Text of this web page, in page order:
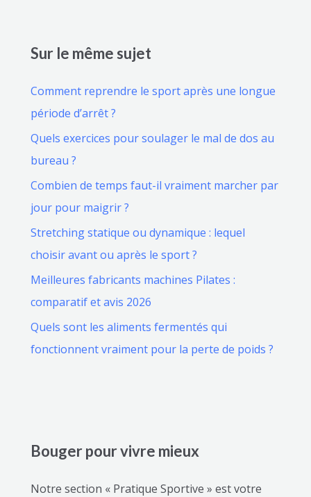
Sur le même sujet
Comment reprendre le sport après une longue
période d’arrêt ?
Quels exercices pour soulager le mal de dos au
bureau ?
Combien de temps faut-il vraiment marcher par
jour pour maigrir ?
Stretching statique ou dynamique : lequel
choisir avant ou après le sport ?
Meilleures fabricants machines Pilates :
comparatif et avis 2026
Quels sont les aliments fermentés qui
fonctionnent vraiment pour la perte de poids ?
Bouger pour vivre mieux
Notre section « Pratique Sportive » est votre